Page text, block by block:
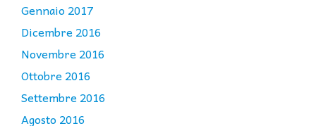
Gennaio 2017
Dicembre 2016
Novembre 2016
Ottobre 2016
Settembre 2016
Agosto 2016